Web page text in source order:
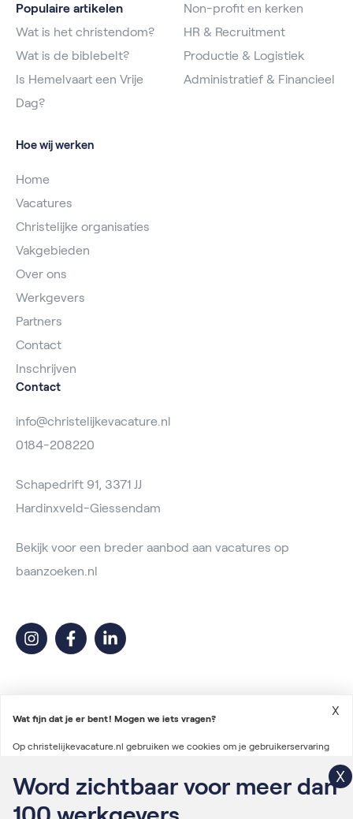
Populaire artikelen
Wat is het christendom?
Wat is de biblebelt?
Is Hemelvaart een Vrije
Dag?
Non-profit en kerken
HR & Recruitment
Productie & Logistiek
Administratief & Financieel
Hoe wij werken
Home
Vacatures
Christelijke organisaties
Vakgebieden
Over ons
Werkgevers
Partners
Contact
Inschrijven
Contact
info@christelijkevacature.nl
0184-208220
Schapedrift 91, 3371 JJ
Hardinxveld-Giessendam
Bekijk voor een breder aanbod aan vacatures op
baanzoeken.nl
2026 © Christelijke Vacature
Voorwaarden vacatureplaatsing
Algemene voorwaarden
Wat fijn dat je er bent! Mogen we iets vragen?
Op christelijkevacature.nl gebruiken we cookies om je gebruikerservaring
te verbeteren en advertenties te personaliseren. We gebruiken ook cookies
om gegevens te verzamelen voor het personaliseren van content en het
X
Word zichtbaar voor meer dan